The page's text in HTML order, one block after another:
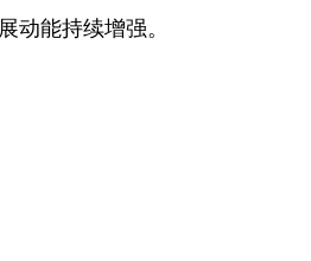
动能持续增强。